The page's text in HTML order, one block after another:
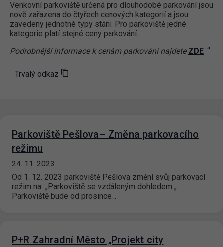
Venkovní parkoviště určená pro dlouhodobé parkování jsou
nově zařazena do čtyřech cenových kategorií a jsou
zavedeny jednotné typy stání. Pro parkoviště jedné
kategorie platí stejné ceny parkování.
Podrobnější informace k cenám parkování najdete ZDE
Trvalý odkaz
Parkoviště Pešlova– Změna parkovacího
režimu
24. 11. 2023
Od 1. 12. 2023 parkoviště Pešlova změní svůj parkovací
režim na „Parkoviště se vzdáleným dohledem „
Parkoviště bude od prosince…
P+R Zahradní Město „Projekt city